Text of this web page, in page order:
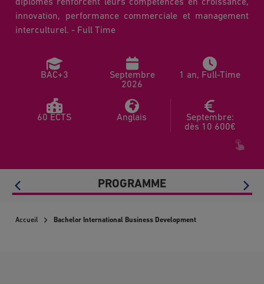
diplômés renforcent leurs compétences en croissance,
innovation, performance commerciale et management
interculturel. - Full Time
BAC+3
Septembre
2026
1 an, Full-Time
60 ECTS Anglais
Septembre:
dès 10 600€
PROGRAMME
Accueil Bachelor International Business Development